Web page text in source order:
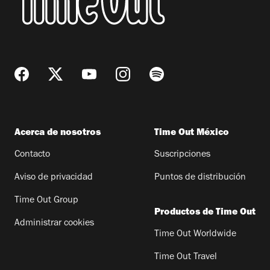
Acerca de nosotros
Contacto
Aviso de privacidad
Time Out Group
Administrar cookies
Time Out México
Suscripciones
Puntos de distribución
Productos de Time Out
Time Out Worldwide
Time Out Travel